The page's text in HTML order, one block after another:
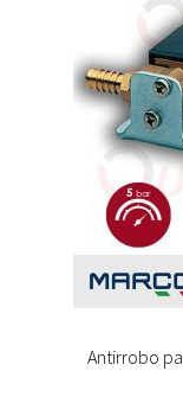
Antirrobo